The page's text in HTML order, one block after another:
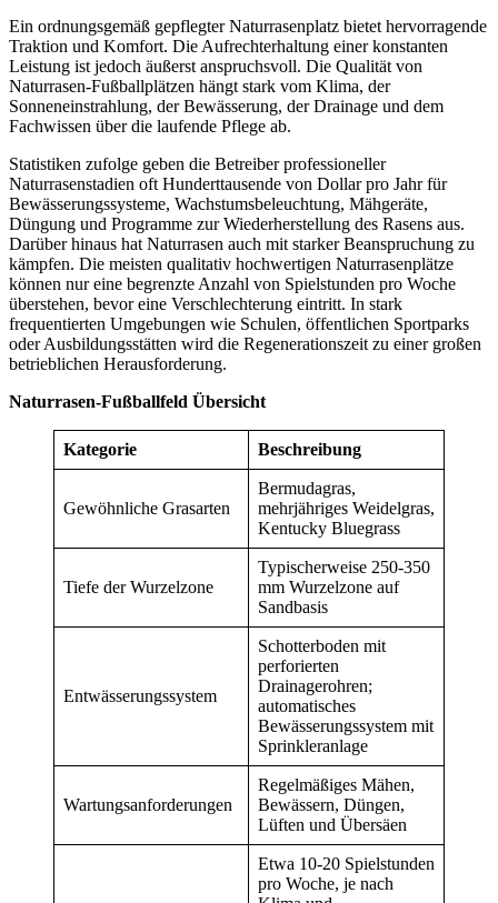
Ein ordnungsgemäß gepflegter Naturrasenplatz bietet hervorragende
Traktion und Komfort. Die Aufrechterhaltung einer konstanten
Leistung ist jedoch äußerst anspruchsvoll. Die Qualität von
Naturrasen-Fußballplätzen hängt stark vom Klima, der
Sonneneinstrahlung, der Bewässerung, der Drainage und dem
Fachwissen über die laufende Pflege ab.
Statistiken zufolge geben die Betreiber professioneller
Naturrasenstadien oft Hunderttausende von Dollar pro Jahr für
Bewässerungssysteme, Wachstumsbeleuchtung, Mähgeräte,
Düngung und Programme zur Wiederherstellung des Rasens aus.
Darüber hinaus hat Naturrasen auch mit starker Beanspruchung zu
kämpfen. Die meisten qualitativ hochwertigen Naturrasenplätze
können nur eine begrenzte Anzahl von Spielstunden pro Woche
überstehen, bevor eine Verschlechterung eintritt. In stark
frequentierten Umgebungen wie Schulen, öffentlichen Sportparks
oder Ausbildungsstätten wird die Regenerationszeit zu einer großen
betrieblichen Herausforderung.
Naturrasen-Fußballfeld Übersicht
Kategorie Beschreibung
Gewöhnliche Grasarten
Bermudagras,
mehrjähriges Weidelgras,
Kentucky Bluegrass
Tiefe der Wurzelzone
Typischerweise 250-350
mm Wurzelzone auf
Sandbasis
Entwässerungssystem
Schotterboden mit
perforierten
Drainagerohren;
automatisches
Bewässerungssystem mit
Sprinkleranlage
Wartungsanforderungen
Regelmäßiges Mähen,
Bewässern, Düngen,
Lüften und Übersäen
Etwa 10-20 Spielstunden
pro Woche, je nach